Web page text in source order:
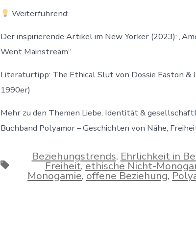
Weiterführend:
Der inspirierende Artikel im New Yorker (2023):
Went Mainstream“
Literaturtipp: The Ethical Slut von Dossie Easton &
1990er)
Mehr zu den Themen Liebe, Identität &
Buchband Polyamor – Geschichten von Nähe,
Schlagwörter
Beziehungstrends, Ehrlichkeit in
Freiheit,ethische Nicht-
Monogamie,offene Beziehung,